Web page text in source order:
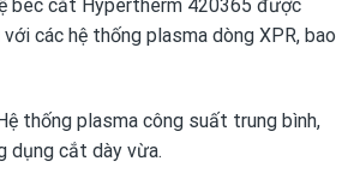
béc cắt Hypertherm 420365 được
các hệ thống plasma dòng XPR, bao
thống plasma công suất trung bình,
dụng cắt dày vừa.